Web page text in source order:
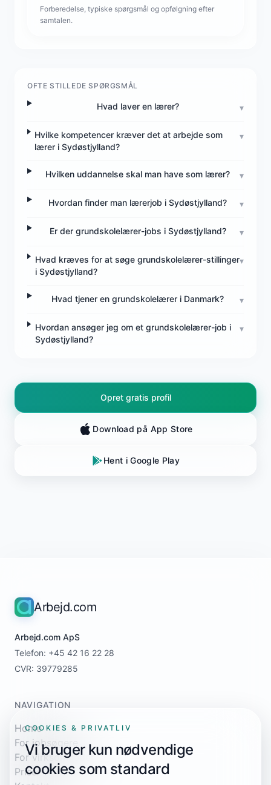
Forberedelse, typiske spørgsmål og opfølgning efter
samtalen.
OFTE STILLEDE SPØRGSMÅL
Hvad laver en lærer? ▾
Hvilke kompetencer kræver det at arbejde som
lærer i Sydøstjylland?
▾
Hvilken uddannelse skal man have som lærer? ▾
Hvordan finder man lærerjob i Sydøstjylland? ▾
Er der grundskolelærer-jobs i Sydøstjylland? ▾
Hvad kræves for at søge grundskolelærer-stillinger
i Sydøstjylland?
▾
Hvad tjener en grundskolelærer i Danmark? ▾
Hvordan ansøger jeg om et grundskolelærer-job i
Sydøstjylland?
▾
Opret gratis profil
Download på App Store
Hent i Google Play
Arbejd.com
Arbejd.com ApS
Telefon: +45 42 16 22 28
CVR: 39779285
NAVIGATION
Home
For jobsøgere
For virksomheder
Priser
COOKIES & PRIVATLIV
Vi bruger kun nødvendige
cookies som standard